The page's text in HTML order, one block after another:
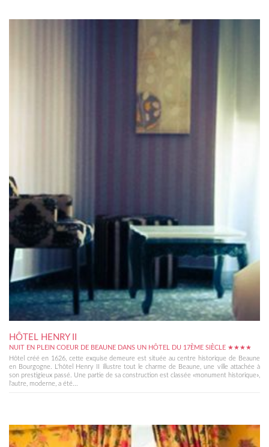
HÔTEL HENRY II
NUIT EN PLEIN COEUR DE BEAUNE DANS UN HÔTEL DU 17ÈME SIÈCLE ★★★★
Hôtel créé en 1626, cette exquise demeure est située au centre historique de Beaune
en Bourgogne. L'hôtel Henry II illustre tout le charme de Beaune, une ville attachée à
son prestigieux passé. Une partie de sa construction est classée «monument historique»,
l'autre, moderne, a été...